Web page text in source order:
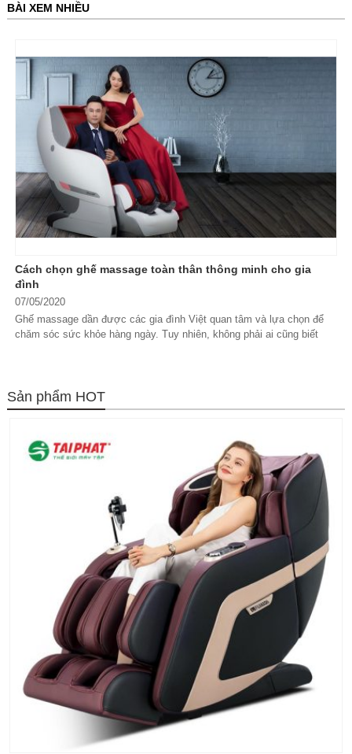
BÀI XEM NHIỀU
Cách chọn ghế massage toàn thân thông minh cho gia
đình
07/05/2020
Ghế massage dần được các gia đình Việt quan tâm và lựa chọn để
chăm sóc sức khỏe hàng ngày. Tuy nhiên, không phải ai cũng biết
Sản phẩm HOT